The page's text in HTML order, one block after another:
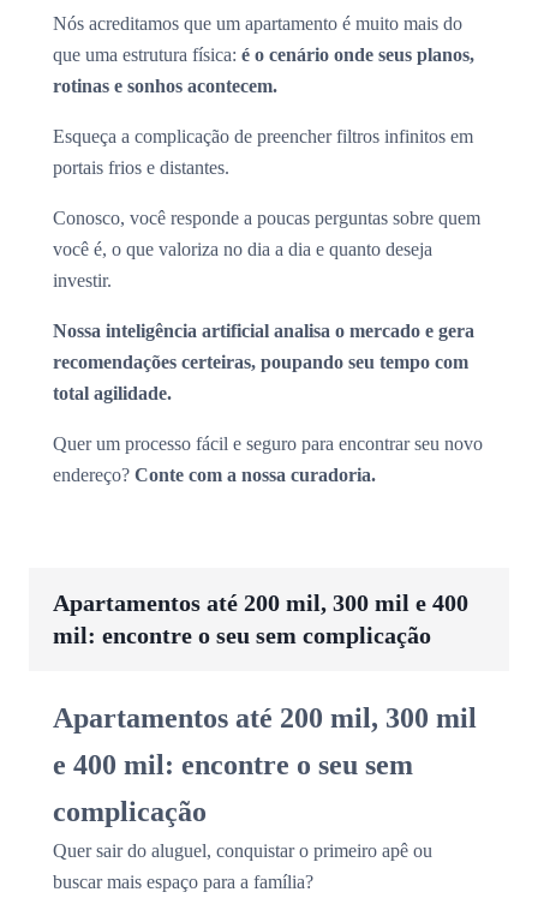
Nós acreditamos que um apartamento é muito mais do
que uma estrutura física: é o cenário onde seus planos,
rotinas e sonhos acontecem.
Esqueça a complicação de preencher filtros infinitos em
portais frios e distantes.
Conosco, você responde a poucas perguntas sobre quem
você é, o que valoriza no dia a dia e quanto deseja
investir.
Nossa inteligência artificial analisa o mercado e gera
recomendações certeiras, poupando seu tempo com
total agilidade.
Quer um processo fácil e seguro para encontrar seu novo
endereço? Conte com a nossa curadoria.
Apartamentos até 200 mil, 300 mil e 400
mil: encontre o seu sem complicação
Apartamentos até 200 mil, 300 mil
e 400 mil: encontre o seu sem
complicação
Quer sair do aluguel, conquistar o primeiro apê ou
buscar mais espaço para a família?